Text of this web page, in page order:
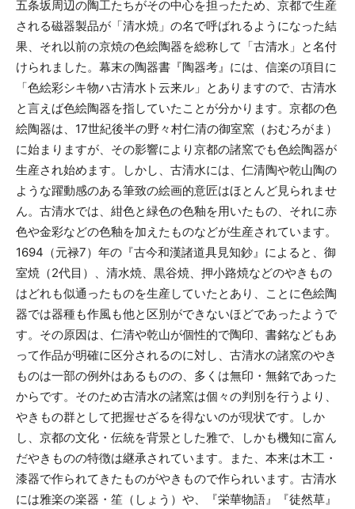
五条坂周辺の陶工たちがその中心を担ったため、京都で生産
される磁器製品が「清水焼」の名で呼ばれるようになった結
果、それ以前の京焼の色絵陶器を総称して「古清水」と名付
けられました。幕末の陶器書『陶器考』には、信楽の項目に
「色絵彩シキ物ハ古清水ト云来ル」とありますので、古清水
と言えば色絵陶器を指していたことが分かります。京都の色
絵陶器は、17世紀後半の野々村仁清の御室窯（おむろがま）
に始まりますが、その影響により京都の諸窯でも色絵陶器が
生産され始めます。しかし、古清水には、仁清陶や乾山陶の
ような躍動感のある筆致の絵画的意匠はほとんど見られませ
ん。古清水では、紺色と緑色の色釉を用いたもの、それに赤
色や金彩などの色釉を加えたものなどが生産されています。
1694（元禄7）年の『古今和漢諸道具見知鈔』によると、御
室焼（2代目）、清水焼、黒谷焼、押小路焼などのやきもの
はどれも似通ったものを生産していたとあり、ことに色絵陶
器では器種も作風も他と区別ができないほどであったようで
す。その原因は、仁清や乾山が個性的で陶印、書銘などもあ
って作品が明確に区分されるのに対し、古清水の諸窯のやき
ものは一部の例外はあるものの、多くは無印・無銘であった
からです。そのため古清水の諸窯は個々の判別を行うより、
やきもの群として把握せざるを得ないのが現状です。しか
し、京都の文化・伝統を背景とした雅で、しかも機知に富ん
だやきものの特徴は継承されています。また、本来は木工・
漆器で作られてきたものがやきもので作られいます。古清水
には雅楽の楽器・笙（しょう）や、『栄華物語』『徒然草』